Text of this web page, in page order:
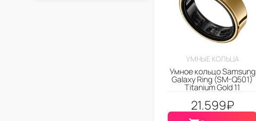
УМНЫЕ КОЛЬЦА
Умное кольцо Samsung
Galaxy Ring (SM-Q501)
Titanium Gold 11
21.599₽